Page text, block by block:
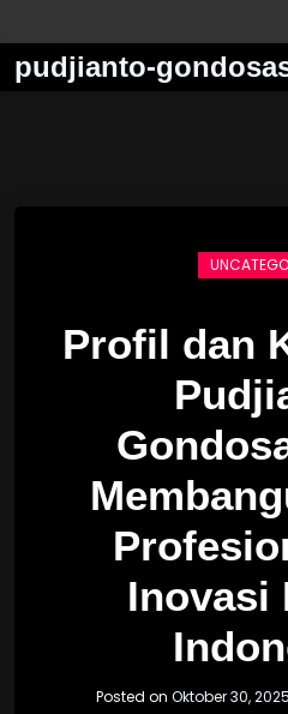
to
content
pudjianto-
Profil dan
Inovasi
Posted on Oktober 30, 2025